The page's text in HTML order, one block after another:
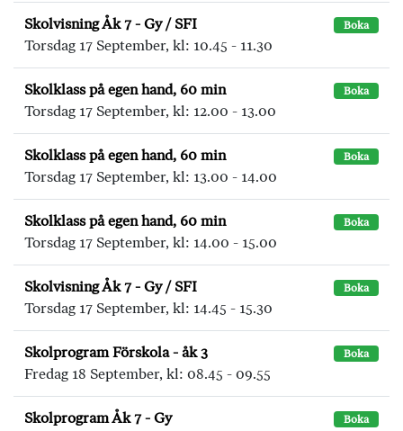
Skolvisning Åk 7 - Gy / SFI Boka
Torsdag 17 September, kl: 10.45 - 11.30
Skolklass på egen hand, 60 min Boka
Torsdag 17 September, kl: 12.00 - 13.00
Skolklass på egen hand, 60 min Boka
Torsdag 17 September, kl: 13.00 - 14.00
Skolklass på egen hand, 60 min Boka
Torsdag 17 September, kl: 14.00 - 15.00
Skolvisning Åk 7 - Gy / SFI Boka
Torsdag 17 September, kl: 14.45 - 15.30
Skolprogram Förskola - åk 3 Boka
Fredag 18 September, kl: 08.45 - 09.55
Skolprogram Åk 7 - Gy Boka